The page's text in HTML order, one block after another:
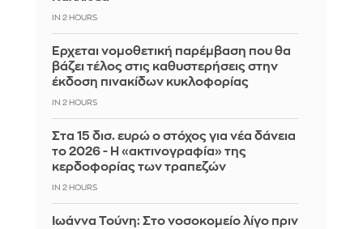
IN 2 HOURS
Έρχεται νομοθετική παρέμβαση που θα
βάζει τέλος στις καθυστερήσεις στην
έκδοση πινακίδων κυκλοφορίας
IN 2 HOURS
Στα 15 δισ. ευρώ ο στόχος για νέα δάνεια
το 2026 - Η «ακτινογραφία» της
κερδοφορίας των τραπεζών
IN 2 HOURS
Ιωάννα Τούνη: Στο νοσοκομείο λίγο πριν